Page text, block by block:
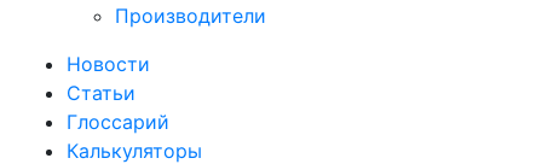
Производители
Новости
Статьи
Глоссарий
Калькуляторы